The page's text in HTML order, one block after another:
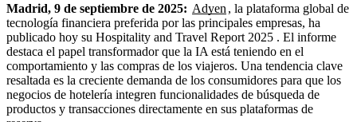
Madrid, 9 de septiembre de 2025: Adyen , la plataforma global de
tecnología financiera preferida por las principales empresas, ha
publicado hoy su Hospitality and Travel Report 2025 . El informe
destaca el papel transformador que la IA está teniendo en el
comportamiento y las compras de los viajeros. Una tendencia clave
resaltada es la creciente demanda de los consumidores para que los
negocios de hotelería integren funcionalidades de búsqueda de
productos y transacciones directamente en sus plataformas de